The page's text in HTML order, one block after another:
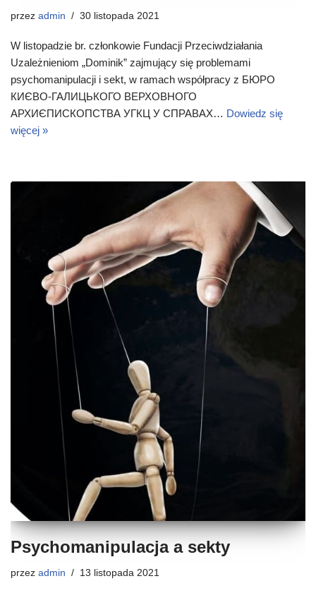
przez admin 30 listopada 2021
W listopadzie br. członkowie Fundacji Przeciwdziałania
Uzależnieniom „Dominik” zajmujący się problemami
psychomanipulacji i sekt, w ramach współpracy z БЮРО
КИЄВО-ГАЛИЦЬКОГО ВЕРХОВНОГО
АРХИЄПИСКОПСТВА УГКЦ У СПРАВАХ… Dowiedz się
więcej »
Psychomanipulacja a sekty
przez admin 13 listopada 2021